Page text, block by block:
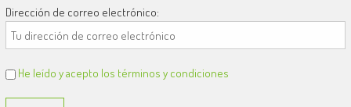
Dirección de correo electrónico:
He leído y acepto los términos y condiciones